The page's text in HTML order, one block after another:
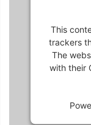
This
trackers
The
with their